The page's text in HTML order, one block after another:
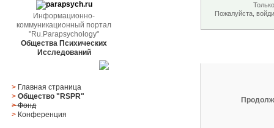
Информационно-
коммуникационный портал
"Ru.Parapsychology"
Общества Психических
Исследований
> Главная страница
> Общество "RSPR"
> Фонд
> Конференция
Пожалуйста,